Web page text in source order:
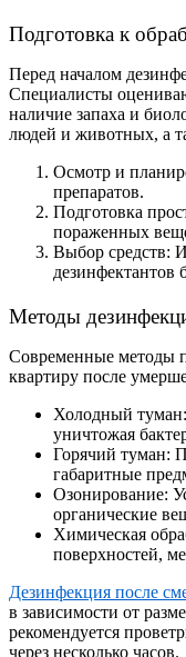
Подготовка к
Перед началом
Специалисты
наличие запаха и
людей и животных, а
Осмотр и
препаратов.
Подготовка
пораженных
Выбор средств:
дезинфектантов
Методы
Современные методы
квартиру после
Холодный
уничтожая
Горячий туман:
габаритные
Озонирование:
органические
Химическая
поверхностей,
Дезинфекция после
в зависимости от
рекомендуется
через несколько часов.